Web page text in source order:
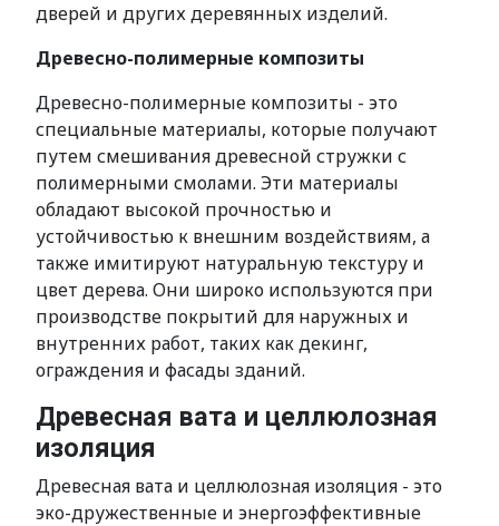
дверей и других деревянных изделий.
Древесно-полимерные композиты
Древесно-полимерные композиты - это
специальные материалы, которые получают
путем смешивания древесной стружки с
полимерными смолами. Эти материалы
обладают высокой прочностью и
устойчивостью к внешним воздействиям, а
также имитируют натуральную текстуру и
цвет дерева. Они широко используются при
производстве покрытий для наружных и
внутренних работ, таких как декинг,
ограждения и фасады зданий.
Древесная вата и целлюлозная
изоляция
Древесная вата и целлюлозная изоляция - это
эко-дружественные и энергоэффективные